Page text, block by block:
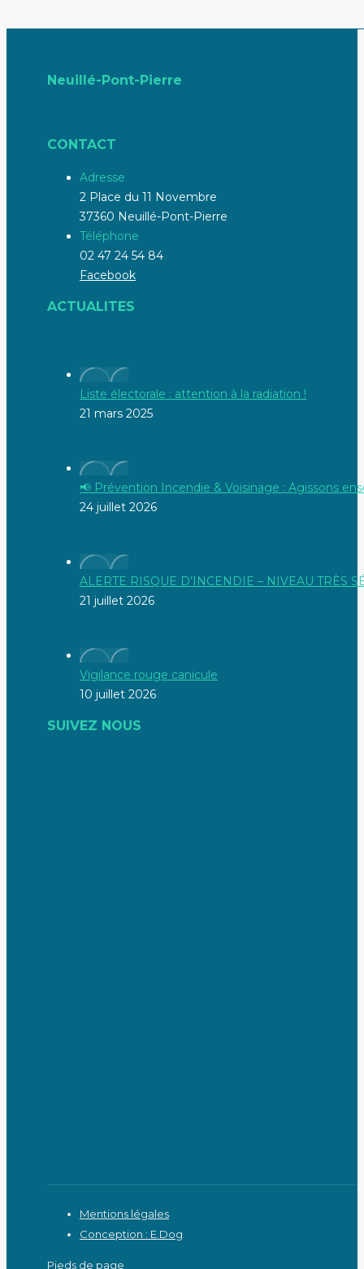
Neuillé-Pont-Pierre
CONTACT
Adresse
2 Place du 11 Novembre
37360 Neuillé-Pont-Pierre
Téléphone
02 47 24 54 84
Facebook
ACTUALITES
Liste électorale : attention à la radiation !
21 mars 2025
📢 Prévention Incendie & Voisinage : Agissons
24 juillet 2026
ALERTE RISQUE D’INCENDIE – NIVEAU TRÈS
21 juillet 2026
Vigilance rouge canicule
10 juillet 2026
SUIVEZ NOUS
Mentions légales
Conception : E.Dog
Pieds de page